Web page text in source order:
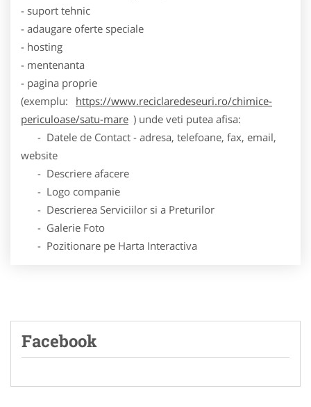
- suport tehnic
- adaugare oferte speciale
- hosting
- mentenanta
- pagina proprie
(exemplu:
https://www.reciclaredeseuri.ro/chimice-
periculoase/satu-mare ) unde veti putea afisa:
- Datele de Contact - adresa, telefoane, fax, email,
website
- Descriere afacere
- Logo companie
- Descrierea Serviciilor si a Preturilor
- Galerie Foto
- Pozitionare pe Harta Interactiva
Facebook